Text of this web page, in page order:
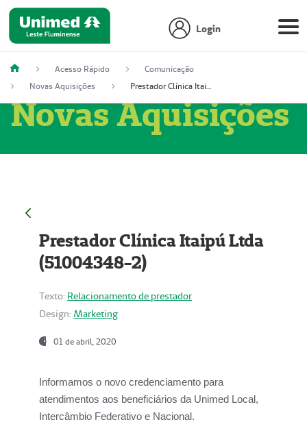
Login
Acesso Rápido
Comunicação
Novas Aquisições
Prestador Clínica Itaipú Ltda (51004348-2)
Novas Aquisições
Prestador Clínica Itaipú Ltda
(51004348-2)
Texto: Relacionamento de prestador
Design: Marketing
01 de abril, 2020
Informamos o novo credenciamento para
atendimentos aos beneficiários da Unimed Local,
Intercâmbio Federativo e Nacional.